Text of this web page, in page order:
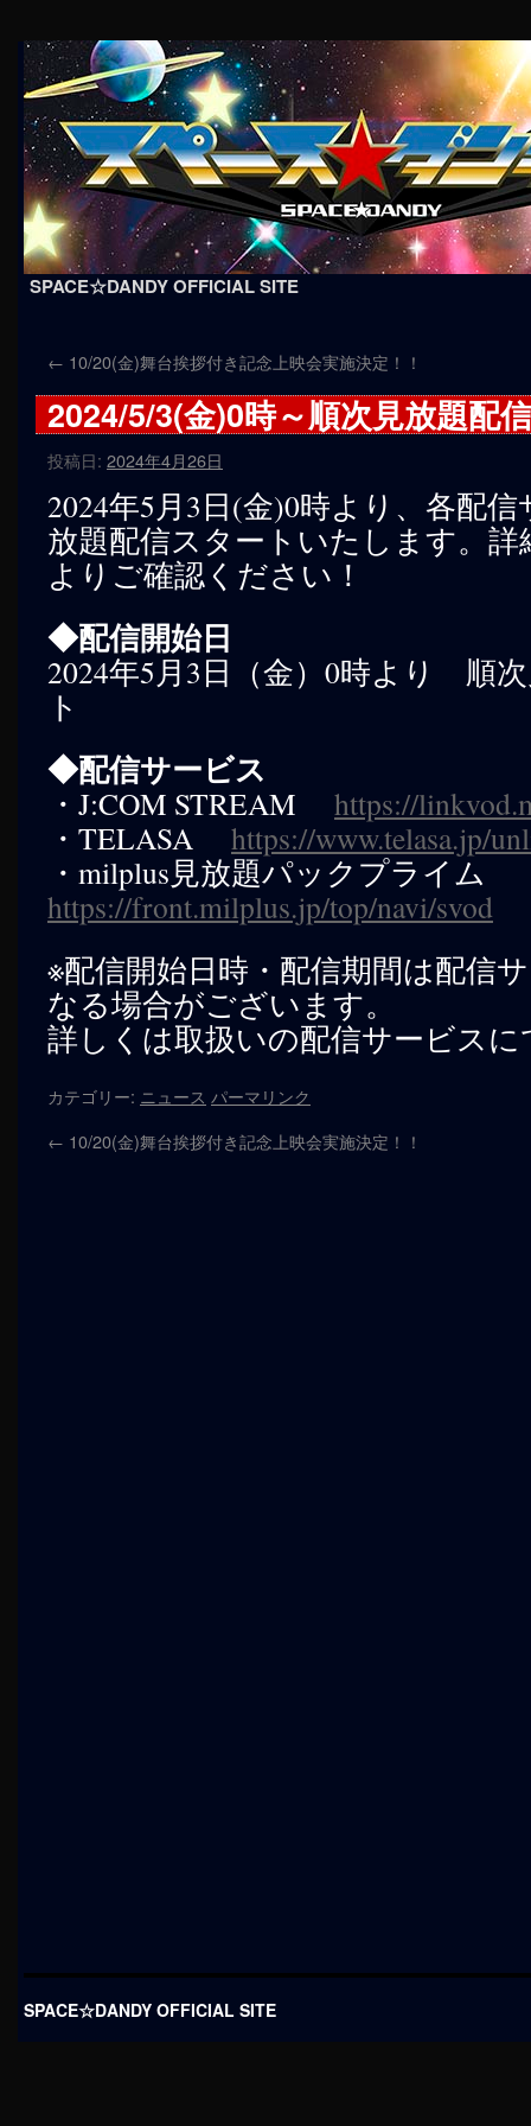
SPACE☆DANDY OFFICIAL SITE
ン
テ
ン
ツ
へ
キ
ッ
← 10/20(金)舞台挨拶付き記念上映会実施決定！！
2024/5/3(金)0時～順次見放題配
投稿日: 2024年4月26日
2024年5月3日(金)0時より、各配
放題配信スタートいたします。
よりご確認ください！
◆配信開始日
2024年5月3日（金）0時より 順
ト
◆配信サービス
・J:COM STREAM https://
・TELASA https://www.telasa.jp/
・milplus見放題パックプライム
https://front.milplus.jp/top/navi/svod
※配信開始日時・配信期間は配信
なる場合がございます。
詳しくは取扱いの配信サービス
カテゴリー: ニュース パーマリンク
← 10/20(金)舞台挨拶付き記念上映会実施決定！！
SPACE☆DANDY OFFICIAL SITE